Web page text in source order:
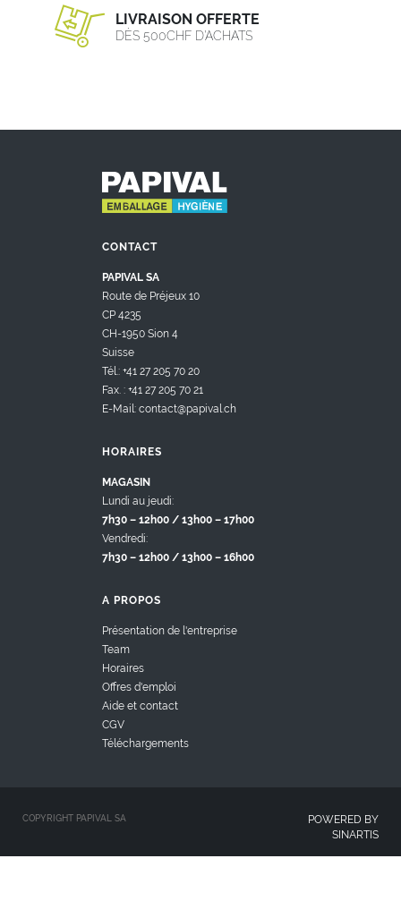
LIVRAISON OFFERTE
DÈS 500CHF D’ACHATS
CONTACT
PAPIVAL SA
Route de Préjeux 10
CP 4235
CH-1950 Sion 4
Suisse
Tél.: +41 27 205 70 20
Fax. : +41 27 205 70 21
E-Mail: contact@papival.ch
HORAIRES
MAGASIN
Lundi au jeudi:
7h30 – 12h00 / 13h00 – 17h00
Vendredi:
7h30 – 12h00 / 13h00 – 16h00
A PROPOS
Présentation de l'entreprise
Team
Horaires
Offres d'emploi
Aide et contact
CGV
Téléchargements
COPYRIGHT PAPIVAL SA
POWERED BY
SINARTIS